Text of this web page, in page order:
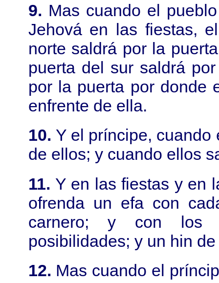
9. Mas cuando el
Jehová en las fiestas,
norte saldrá por la
puerta del sur saldrá
por la puerta por donde
enfrente de ella.
10. Y el príncipe, cuando
de ellos; y cuando ellos
11. Y en las fiestas y en
ofrenda un efa con
carnero; y con los
posibilidades; y un hin
12. Mas cuando el